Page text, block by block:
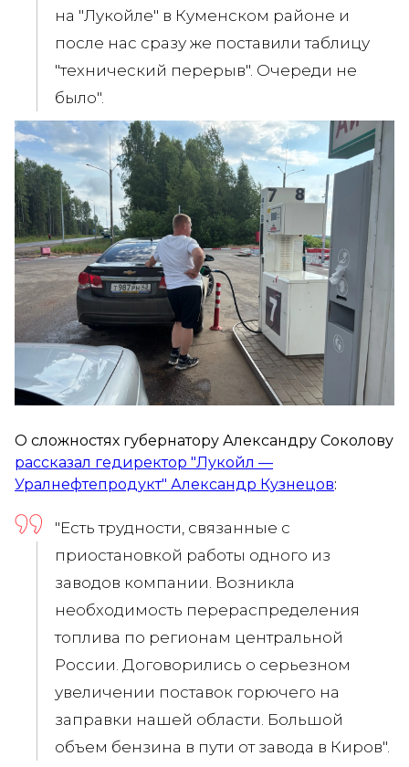
на "Лукойле" в Куменском районе и
после нас сразу же поставили таблицу
"технический перерыв". Очереди не
было".
О сложностях губернатору Александру Соколову
рассказал гедиректор "Лукойл —
Уралнефтепродукт" Александр Кузнецов:
"Есть трудности, связанные с
приостановкой работы одного из
заводов компании. Возникла
необходимость перераспределения
топлива по регионам центральной
России. Договорились о серьезном
увеличении поставок горючего на
заправки нашей области. Большой
объем бензина в пути от завода в Киров".